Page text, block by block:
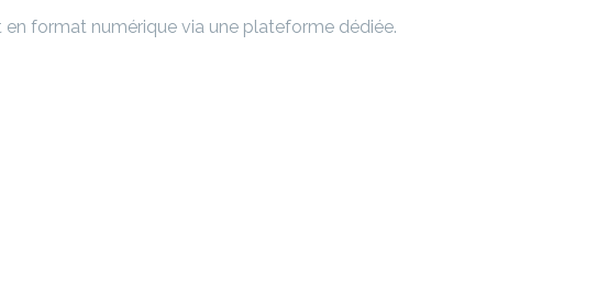
format numérique via une plateforme dédiée.